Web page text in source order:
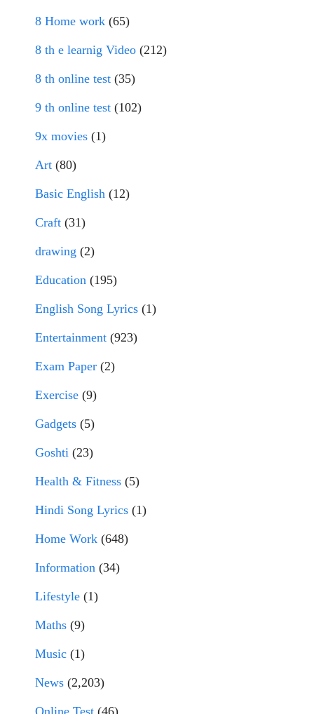
8 Home work (65)
8 th e learnig Video (212)
8 th online test (35)
9 th online test (102)
9x movies (1)
Art (80)
Basic English (12)
Craft (31)
drawing (2)
Education (195)
English Song Lyrics (1)
Entertainment (923)
Exam Paper (2)
Exercise (9)
Gadgets (5)
Goshti (23)
Health & Fitness (5)
Hindi Song Lyrics (1)
Home Work (648)
Information (34)
Lifestyle (1)
Maths (9)
Music (1)
News (2,203)
Online Test (46)